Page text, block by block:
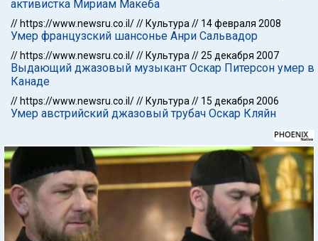
активистка Мириам Макеба
// https://www.newsru.co.il/// Культура // 14 февраля 2008
Умер французский шансонье Анри Сальвадор
// https://www.newsru.co.il/// Культура //25 декабря 2007
Выдающий джазовый музыкант Оскар Питерсон умер в
Канаде
// https://www.newsru.co.il/// Культура // 15 декабря 2006
Умер австрийский джазовый трубач Оскар Кляйн